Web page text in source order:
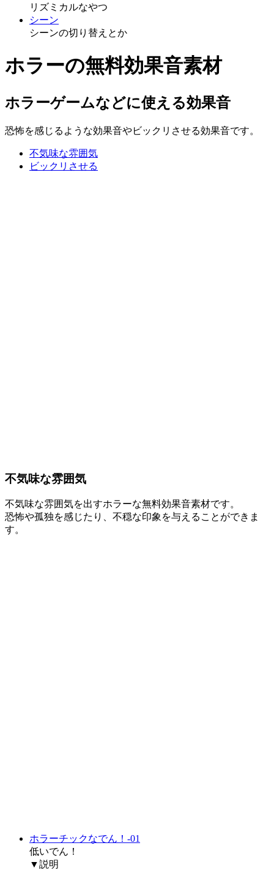
リズミカルなやつ
シーン
シーンの切り替えとか
ホラーの無料効果音素材
ホラーゲームなどに使える効果音
恐怖を感じるような効果音やビックリさせる効果音です。
不気味な雰囲気
ビックリさせる
不気味な雰囲気
不気味な雰囲気を出すホラーな無料効果音素材です。
恐怖や孤独を感じたり、不穏な印象を与えることができま
す。
ホラーチックなでん！-01
低いでん！
▼説明